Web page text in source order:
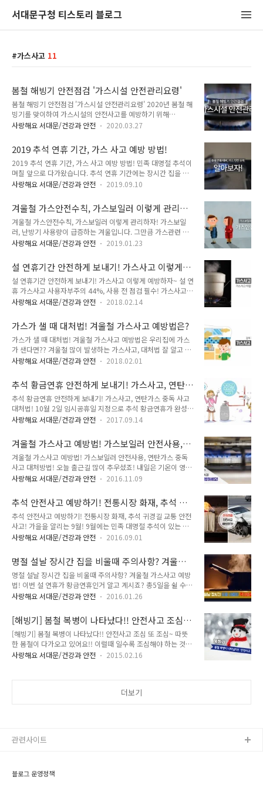
서대문구청 티스토리 블로그
가스사고 11
봄철 해빙기 안전점검 '가스시설 안전관리요령'
봄철 해빙기 안전점검 '가스시설 안전관리요령' 2020년 봄철 해
빙기를 맞이하여 가스시설의 안전사고를 예방하기 위해
「2020년 해빙기 가스 안전관리요령」에 대해 안내해드립니
폐가스 중독에 조심 ● 겨울철 및 해빙기에는 보일러 등 가스난
방기 사용량의 증가에 따른 가스 중독 사고 발생율이 높은 계절
이기도 합니다. 가스보일러를 처음 가동하기 전에 반드시 배기통
이 빠져 있거나 꺾인 곳은 없는지 살펴보아야 합니다. 또한 배기
통 안의 이물질을 제거하여 폐가스의 역류로 인한 일산화탄소 중
용자는 가스보일러 작동 시 배기통 등이 막히거나 손상되지 않았
는지, 배기와 연소가 정상으로 되는지 자주 점검..
사랑해요 서대문/건강과 안전 2020.03.27
2019 추석 연휴 기간, 가스 사고 예방 방법!
2019 추석 연휴 기간, 가스 사고 예방 방법! 민족 대명절 추석이
며칠 앞으로 다가왔습니다. 추석 연휴 기간에는 장시간 집을 비
우는 경우가 많은데요. 이때 주의해야 할 점이 있습니다. 바로
알아볼까요!! 이것만은 꼭! - 가스불을 켜기 전에는 창문을 열어
환기를 시킵니다. - 사용중에 바람이 불거나 국물이 넘치면 불이
꺼질 수 있으니 자주 살펴 봅시다. - 비눗물 등으로 호스, 배관 등
의 이음부위에 가스가 새는지 수시로 점검합시다. (방울이 생길
경우 가스가 새는 것임) - 가스레인지 부근에 식용유, 고무장갑
와 중간밸브를 반드시 잠습시다. - 가스보일러는 환기구나 배기
통..
사랑해요 서대문/건강과 안전 2019.09.10
겨울철 가스안전수칙, 가스보일러 이렇게 관리하
자!
겨울철 가스안전수칙, 가스보일러 이렇게 관리하자! 가스보일
러, 난방기 사용량이 급증하는 겨울입니다. 그만큼 가스관련 사
고도 급증하는 계절인데요. 치명적인 인명피해를 낳을 수 있는
게 사용하는 방법! 함께 알아볼까요. 이것만은 꼭! ○ 가스불을
켜기 전에는 창문을 열어 환기를 시킵니다. ○ 사용중에 바람이
불거나 국물이 넘치면 불이 꺼질 수 있으니 자주 살펴 봅시다. ○
비눗물 등으로 호스·배관 등의 이음부위에 가스가 새는지 수시
로 점검합시다. (방울이 생길 경우 가스가 새는 것임) ○ 가스레
를 사용한 후 가스레인지 콕크와 중간밸브를 반드시 잠급시다.
○ 가스보일러는 환기구나 배기통이..
사랑해요 서대문/건강과 안전 2019.01.23
설 연휴기간 안전하게 보내기! 가스사고 이렇게
예방하자~
설 연휴기간 안전하게 보내기! 가스사고 이렇게 예방하자~ 설 연
휴 가스사고 사용자부주의 44%, 사용 전 점검 필수! 가스사고
통계(가스안전공사 통계)를 보면 지난 2013년부터 2017년까지
고가 8건, 44.4%로 가장 많았고, 시설미비와 제품노후도
37.8%로 집계됐습니다. 사고를 예방하기 위해서는 가스시설을
사용하기 전 점검하는 것이 필수입니다. 가스사고 예방법 자세히
알아볼까요. 가스밸브는 잠그셨나요? 장기간 외출 시에는 가스
레인지 콕과 중간밸드를 꼭 잠가야 합니다. 고향집 가스시설 꼭
지 않는지 비눗물을 이용해 점검해주세요. - 고향에 계신 부모님
을 위해 가스시설은 꼭! 점검..
사랑해요 서대문/건강과 안전 2018.02.14
가스가 샐 때 대처법! 겨울철 가스사고 예방법은?
가스가 샐 때 대처법! 겨울철 가스사고 예방법은 우리집에 가스
가 샌다면?? 겨울철 많이 발생하는 가스사고, 대처법 잘 알고 계
신가요? TONG지기와 함께 '동절기 가스사고' 예방법 자세히 알
환기를 시킵시다. ○ 사용중에 바람이 불거나 국물이 넘치면 불
이 꺼질 수 있으니 자주 살펴 봅시다. ○ 비눗물 등으로 호스·배
관 등의 이음부위에 가스가 새는지 수시로 점검합시다. (방울이
생길 경우 가스가 새는 것임) ○ 가스레인지 부근에 식용유, 고무
장갑 등 가연성 물질을 두지 말고, 가스를 사용한 후 가스레인지
배기통이 막혀 있는지 틈틈히 확인합시다. 가스가 샐 때는 ○ 연
소기 콕, 중간밸브..
사랑해요 서대문/건강과 안전 2018.02.01
추석 황금연휴 안전하게 보내기! 가스사고, 연탄
가스 중독 사고 대처법!
추석 황금연휴 안전하게 보내기! 가스사고, 연탄가스 중독 사고
대처법! 10월 2일 임시공휴일 지정으로 추석 황금연휴가 완성되
었죠! 10일이라는 긴 연휴 기간 만큼이나 신경써야 할 일이 있는
검' 소식을 전해드렸었는데요. 자세한 내용은 아래 사진을 클릭
해주세요! 고향을 찾거나 장기간 여행으로 집을 오랫동안 비우
게 되는데요. 이럴때 신경써야 할 부분, 바로 가스안전입니다.
"가스사고 이렇게 예방하자" TONG지기와 함게 자세히 알아봐
요! 가스사고 예방법 ● 이것만은 꼭! - 가스불을 켜기 전에는 창
치면 불이 꺼질 수 있으니 자주 살펴 봅시다. - 비눗물 등으로 호
스, 배관 등의 이음..
사랑해요 서대문/건강과 안전 2017.09.14
겨울철 가스사고 예방법! 가스보일러 안전사용,
연탄가스 중독 사고 대처방법!
겨울철 가스사고 예방법! 가스보일러 안전사용, 연탄가스 중독
사고 대처방법! 오늘 출근길 많이 추우셨죠! 내일은 기온이 영하
로 떨어진다고 합니다. '입동'이 지나고 곧 매서운 추위가 찾아오
예방법'입니다~ tong지기와 함께 알아볼까요~ ^^ :: 동절기 가
스사고! 이렇게 예방합시다! ● 이것만은 꼭! - 가스불을 켜기 전
에는 창문을 열어 환기를 시킵시다! - 사용중에 바람이 불거나 국
물이 넘치면 불이 꺼질 수 있으니 자주 살펴 봅시다. - 비눗물 등
으로 호스, 배관 등의 이음부위에 가스가 새는지 수시로 점검합
에 식용류, 고무장갑 등 가연성 물질을 두지 말고, 가스를 사용한
후..
사랑해요 서대문/건강과 안전 2016.11.09
추석 안전사고 예방하기! 전통시장 화재, 추석 귀
경길 교통 안전사고!
추석 안전사고 예방하기! 전통시장 화재, 추석 귀경길 교통 안전
사고! 가을을 알리는 9월! 9월에는 민족 대명절 추석이 있는 달
인데요~ 다들 고향 방문에 벌써부터 들떠있으시죠~? 오늘 tong
는데요! 안전한 추석 보내기! 먼저 추석에 자주 찾게되는 전통시
장 안전에 대해 알아봐요!! ^^ :: 시장(점포) 화재예방요령 ● 원
인 : 시장은 불특정 다수인이 출입하고 대량의 상품들이 진열 전
시되기 때문에 화재의 위험성이 높아 소방관서에 의해 화재취약
대상으로 특별관리 되고 있어요! 시장화재의 특징은 일단 발화
게 연소가 확대될 뿐만 아니라 석유화학제품은 짙은 연기와 유독
가스를 발생시켜 진압이 어려..
사랑해요 서대문/건강과 안전 2016.09.01
명절 설날 장시간 집을 비울때 주의사항? 겨울철
가스사고 예방법!
명절 설날 장시간 집을 비울때 주의사항? 겨울철 가스사고 예방
법! 이번 설 연휴가 황금연휴인거 알고 계시죠? 총5일을 쉴 수
있는 연휴라 많은 분들이 장시간 집을 비우는 일이 생기는데요.
가스안전에 대해 TONG지기와 함께 알아볼까요! ^^ 이것만은
꼭!! ○ 가스불을 켜기 전에는 창문을 열어 환기를 시킵시다. ○
사용중에 바람이 불거나 국물이 넘치면 불이 꺼질 수 있으니 자
주 살펴 봅시다. ○ 비눗물 등으로 호스,배관 등의 이음부위에 가
스가 새는지 수시로 점검합시다. (방울이 생길 경우 가스가 새는
사랑해요 서대문/건강과 안전 2016.01.26
[해빙기] 봄철 복병이 나타났다!! 안전사고 조심
또 조심~
[해빙기] 봄철 복병이 나타났다!! 안전사고 조심 또 조심~ 따뜻
한 봄철이 다가오고 있어요!! 이럴때 일수록 조심해야 하는 것이
있는데요. 바로 해빙기 안전사고입니다. 안전사고는 우리 모두가
지표면 사이에 남아 있는 수분이 얼어붙으면서 토양이 평균
가 시설물 구조를 약화시켜 균..
사랑해요 서대문/건강과 안전 2015.02.16
더보기
블로그 운영정책
관련사이트